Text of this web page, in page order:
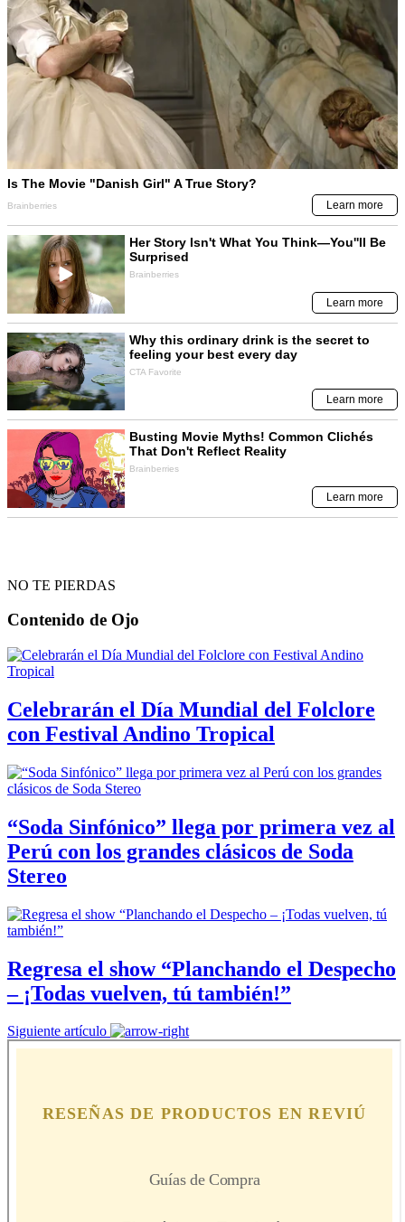
NO TE PIERDAS
Contenido de Ojo
Celebrarán el Día Mundial del Folclore
con Festival Andino Tropical
“Soda Sinfónico” llega por primera vez al
Perú con los grandes clásicos de Soda
Stereo
Regresa el show “Planchando el Despecho
– ¡Todas vuelven, tú también!”
Siguiente artículo